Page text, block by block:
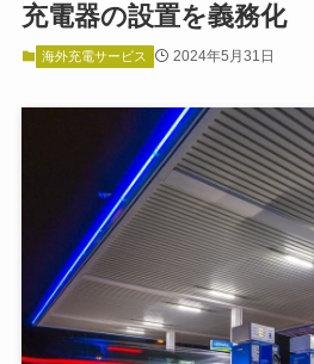
充電器の設置を義務化
海外充電サービス 2024年5月31日